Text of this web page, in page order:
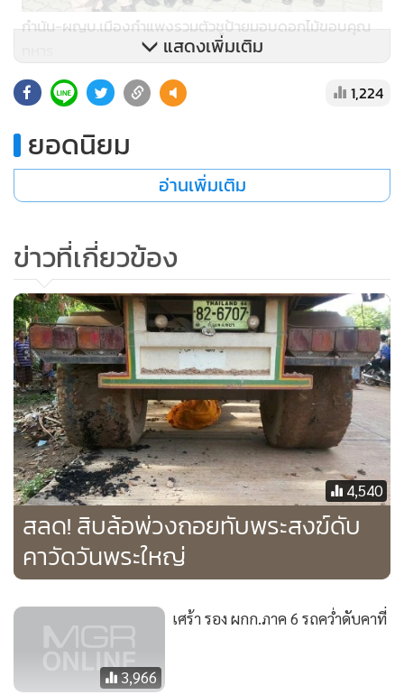
กำนัน-ผญบ.เมืองกำแพงรวมตัวชูป้ายมอบดอกไม้ขอบคุณ
แสดงเพิ่มเติม
1,224
ยอดนิยม
อ่านเพิ่มเติม
ข่าวที่เกี่ยวข้อง
4,540
สลด! สิบล้อพ่วงถอยทับพระสงฆ์ดับ
คาวัดวันพระใหญ่
3,966
เศร้า รอง ผกก.ภาค 6 รถคว่ำดับคาที่